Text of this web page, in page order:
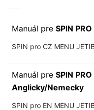
Manuál pre SPIN PRO
SPIN pro CZ MENU
Manuál pre SPIN PRO
Anglicky/Nemecky
SPIN pro EN MENU